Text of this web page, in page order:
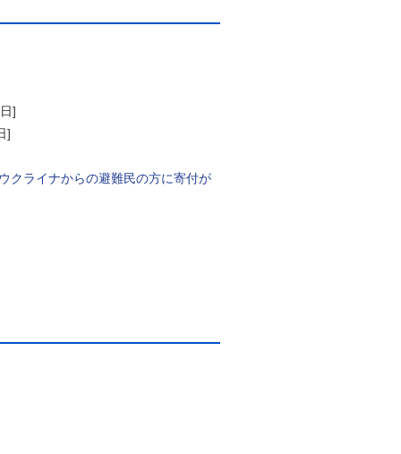
]
]
クライナからの避難民の方に寄付が